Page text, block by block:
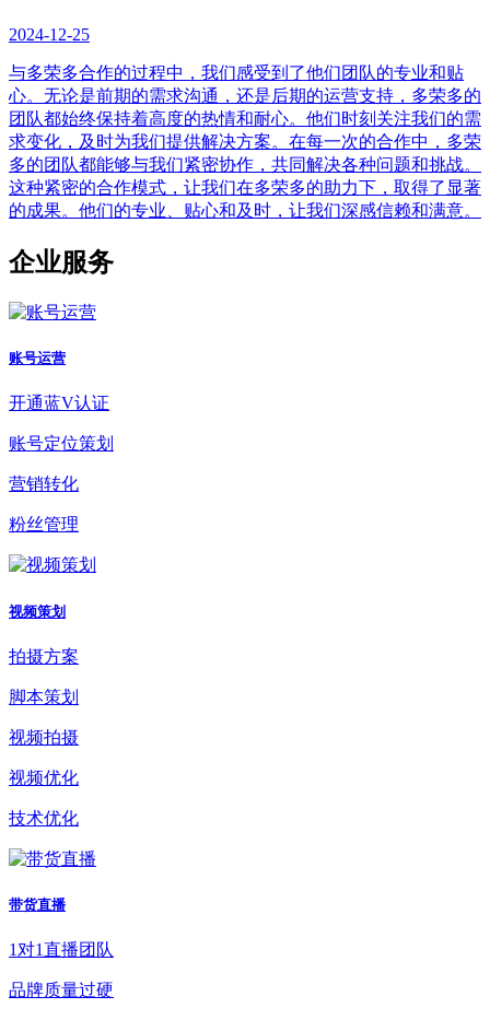
2024-12-25
与多荣多合作的过程中，我们感受到了他们团队的专业和贴
心。无论是前期的需求沟通，还是后期的运营支持，多荣多的
团队都始终保持着高度的热情和耐心。他们时刻关注我们的需
求变化，及时为我们提供解决方案。在每一次的合作中，多荣
多的团队都能够与我们紧密协作，共同解决各种问题和挑战。
这种紧密的合作模式，让我们在多荣多的助力下，取得了显著
的成果。他们的专业、贴心和及时，让我们深感信赖和满意。
企业服务
账号运营
开通蓝V认证
账号定位策划
营销转化
粉丝管理
视频策划
拍摄方案
脚本策划
视频拍摄
视频优化
技术优化
带货直播
1对1直播团队
品牌质量过硬